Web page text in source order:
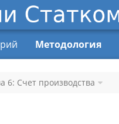
Методология
6: Счет производства